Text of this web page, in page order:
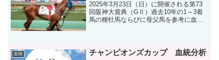
2025年3月23日（日）に開催される第73
回阪神大賞典（GⅡ）過去10年の1～3着
馬の種牡馬ならびに母父馬を参考に血統
血統 チャンピオンズカップ 血統分析